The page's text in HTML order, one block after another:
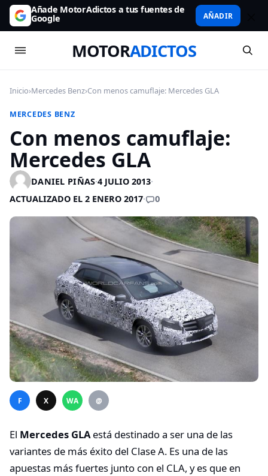
Añade MotorAdictos a tus fuentes de
Google AÑADIR
MOTORADICTOS
Inicio›Mercedes Benz›Con menos camuflaje: Mercedes GLA
MERCEDES BENZ
Con menos camuflaje:
Mercedes GLA
DANIEL PIÑAS·4 JULIO 2013·
ACTUALIZADO EL 2 ENERO 2017· 0
F X WA @
El Mercedes GLAestá destinado a ser una de las
variantes de más éxito del Clase A. Es una de las
apuestas más fuertes junto con el CLA, y es que en